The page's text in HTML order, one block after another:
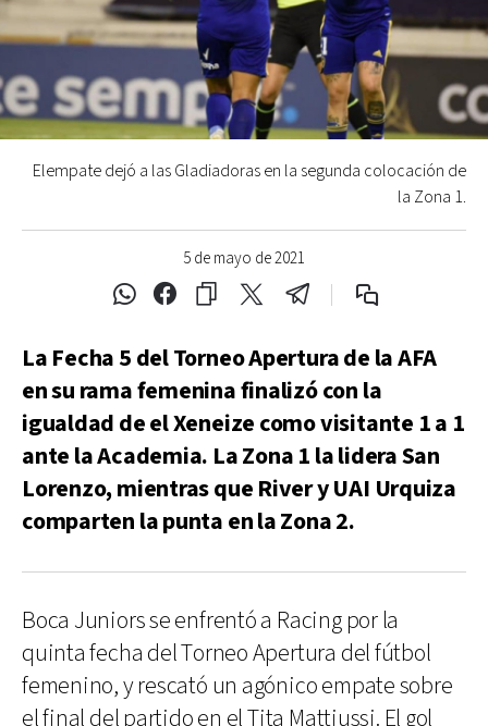
5 de mayo de 2021
Elempate dejó a las Gladiadoras en la segunda colocación de
la Zona 1.
La Fecha 5 del Torneo Apertura de la AFA
en su rama femenina finalizó con la
igualdad de el Xeneize como visitante 1 a 1
ante la Academia. La Zona 1 la lidera San
Lorenzo, mientras que River y UAI Urquiza
comparten la punta en la Zona 2.
Boca Juniors se enfrentó a Racing por la
quinta fecha del Torneo Apertura del fútbol
femenino, y rescató un agónico empate sobre
el final del partido en el Tita Mattiussi. El gol